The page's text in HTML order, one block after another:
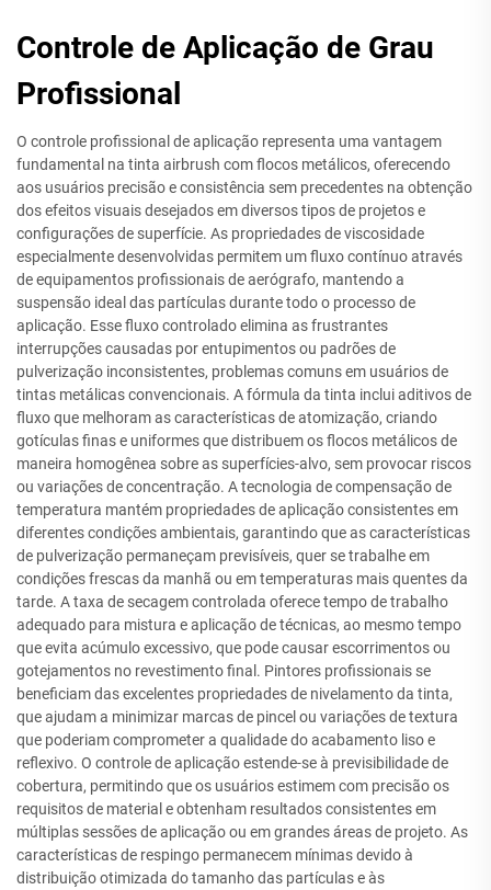
Controle de Aplicação de Grau
Profissional
O controle profissional de aplicação representa uma vantagem
fundamental na tinta airbrush com flocos metálicos, oferecendo
aos usuários precisão e consistência sem precedentes na obtenção
dos efeitos visuais desejados em diversos tipos de projetos e
configurações de superfície. As propriedades de viscosidade
especialmente desenvolvidas permitem um fluxo contínuo através
de equipamentos profissionais de aerógrafo, mantendo a
suspensão ideal das partículas durante todo o processo de
aplicação. Esse fluxo controlado elimina as frustrantes
interrupções causadas por entupimentos ou padrões de
pulverização inconsistentes, problemas comuns em usuários de
tintas metálicas convencionais. A fórmula da tinta inclui aditivos de
fluxo que melhoram as características de atomização, criando
gotículas finas e uniformes que distribuem os flocos metálicos de
maneira homogênea sobre as superfícies-alvo, sem provocar riscos
ou variações de concentração. A tecnologia de compensação de
temperatura mantém propriedades de aplicação consistentes em
diferentes condições ambientais, garantindo que as características
de pulverização permaneçam previsíveis, quer se trabalhe em
condições frescas da manhã ou em temperaturas mais quentes da
tarde. A taxa de secagem controlada oferece tempo de trabalho
adequado para mistura e aplicação de técnicas, ao mesmo tempo
que evita acúmulo excessivo, que pode causar escorrimentos ou
gotejamentos no revestimento final. Pintores profissionais se
beneficiam das excelentes propriedades de nivelamento da tinta,
que ajudam a minimizar marcas de pincel ou variações de textura
que poderiam comprometer a qualidade do acabamento liso e
reflexivo. O controle de aplicação estende-se à previsibilidade de
cobertura, permitindo que os usuários estimem com precisão os
requisitos de material e obtenham resultados consistentes em
múltiplas sessões de aplicação ou em grandes áreas de projeto. As
características de respingo permanecem mínimas devido à
distribuição otimizada do tamanho das partículas e às